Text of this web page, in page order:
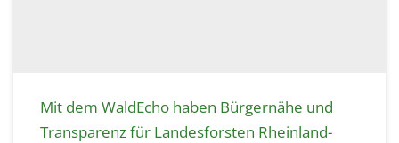
Mit dem WaldEcho haben Bürgernähe und
Transparenz für Landesforsten Rheinland-